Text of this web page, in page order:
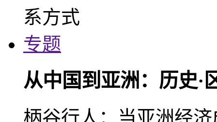
专题
从中国到亚洲：历史·
柄谷行人：当亚洲经